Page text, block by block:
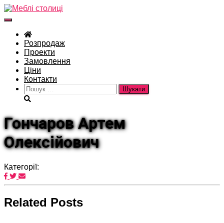
Перемкнути
навігацію
Розпродаж
Проекти
Замовлення
Ціни
Контакти
Пошук:
Гончаров Артем
Олексійович
Категорії:
Related Posts